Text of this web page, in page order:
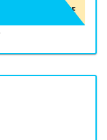
HORTENSIE